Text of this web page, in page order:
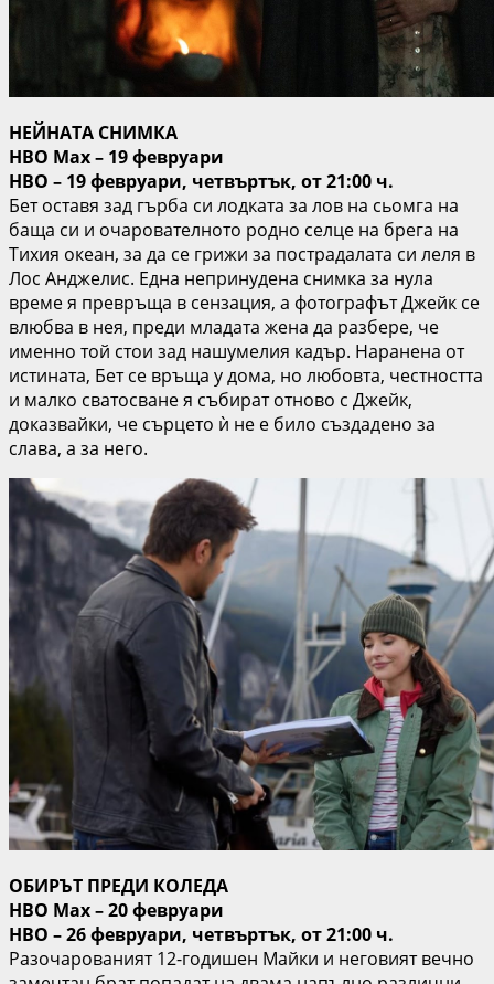
НЕЙНАТА СНИМКА
HBO Max – 19 февруари
HBO – 19 февруари, четвъртък, от 21:00 ч.
Бет оставя зад гърба си лодката за лов на сьомга на
баща си и очарователното родно селце на брега на
Тихия океан, за да се грижи за пострадалата си леля в
Лос Анджелис. Една непринудена снимка за нула
време я превръща в сензация, а фотографът Джейк се
влюбва в нея, преди младата жена да разбере, че
именно той стои зад нашумелия кадър. Наранена от
истината, Бет се връща у дома, но любовта, честността
и малко сватосване я събират отново с Джейк,
доказвайки, че сърцето ѝ не е било създадено за
слава, а за него.
ОБИРЪТ ПРЕДИ КОЛЕДА
HBO Max – 20 февруари
HBO – 26 февруари, четвъртък, от 21:00 ч.
Разочарованият 12-годишен Майки и неговият вечно